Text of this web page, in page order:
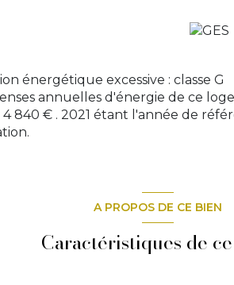
non conforme
énergétique excessive : classe G
annuelles d'énergie de ce
840 € . 2021 étant l'année de
A PROPOS DE CE BIEN
Caractéristiques de